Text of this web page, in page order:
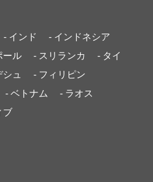
- インド
- インドネシア
ール - スリランカ
- タイ
ュ
- フィリピン
- ベトナム
- ラオス
ブ